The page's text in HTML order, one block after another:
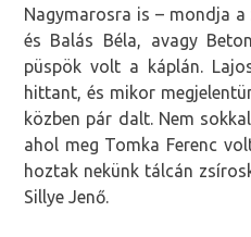
Nagymarosra is – mondja a
és Balás Béla, avagy
püspök volt a káplán.
hittant, és mikor
közben pár dalt. Nem
ahol meg Tomka Ferenc
hoztak nekünk tálcán
Sillye Jenő.